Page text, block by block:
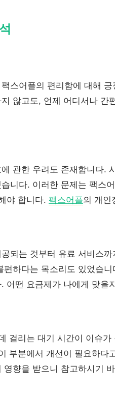
스어플의 편리함에 대해
않고도, 언제 어디서나
관한 우려도 존재합니다.
니다. 이러한 문제는 팩스
야 합니다. 팩스어플의 개인
되는 것부터 유료 서비스
편하다는 목소리도 있었습
어떤 요금제가 나에게 맞을
걸리는 대기 시간이 이슈
부분에서 개선이 필요하다
영향을 받으니 참고하시기